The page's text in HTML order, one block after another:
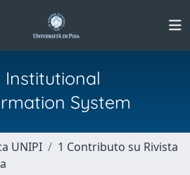
Institutional
System
UNIPI
1 Contributo su Rivista